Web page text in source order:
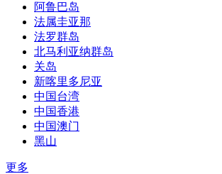
阿鲁巴岛
法属圭亚那
法罗群岛
北马利亚纳群岛
关岛
新喀里多尼亚
中国台湾
中国香港
中国澳门
黑山
更多